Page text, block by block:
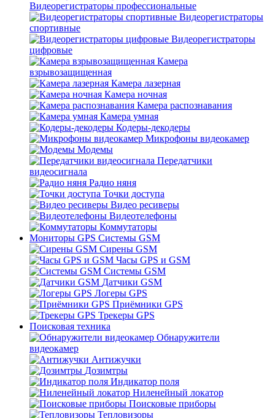
Видеорегистраторы профессиональные
Видеорегистраторы
спортивные
Видеорегистраторы
цифровые
Камера
взрывозащищенная
Камера лазерная
Камера ночная
Камера распознавания
Камера умная
Кодеры-декодеры
Микрофоны видеокамер
Модемы
Передатчики
видеосигнала
Радио няня
Точки доступа
Видео ресиверы
Видеотелефоны
Коммутаторы
Мониторы GPS Системы GSM
Сирены GSM
Часы GPS и GSM
Системы GSM
Датчики GSM
Логеры GPS
Приёмники GPS
Трекеры GPS
Поисковая техника
Обнаружители
видеокамер
Антижучки
Дозимтры
Индикатор поля
Ниленейный локатор
Поисковые приборы
Тепловизоры